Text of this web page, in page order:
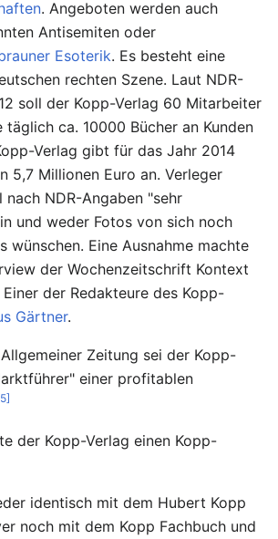
. Angeboten werden auch
Antisemiten oder
Esoterik. Es besteht eine
rechten Szene. Laut NDR-
soll der Kopp-Verlag 60 Mitarbeiter
ca. 10000 Bücher an Kunden
Verlag gibt für das Jahr 2014
5,7 Millionen Euro an. Verleger
NDR-Angaben "sehr
und weder Fotos von sich noch
wünschen. Eine Ausnahme machte
der Wochenzeitschrift Kontext
Einer der Redakteure des Kopp-
Gärtner.
Zeitung sei der Kopp-
einer profitablen
der Kopp-Verlag einen Kopp-
identisch mit dem Hubert Kopp
noch mit dem Kopp Fachbuch und